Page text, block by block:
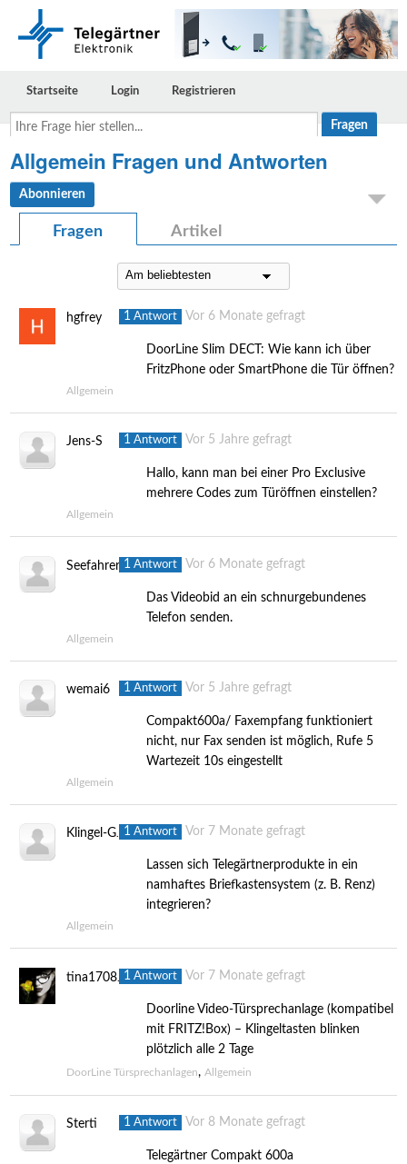
Ihre
Frage
stellen...
Startseite Login Registrieren
Allgemein Fragen und Antworten
Abonnieren
Fragen Artikel
hgfrey
DoorLine Slim DECT: Wie kann ich über
FritzPhone oder SmartPhone die Tür öffnen?
Vor 6 Monate gefragt
1 Antwort
Allgemein
Jens-S
Hallo, kann man bei einer Pro Exclusive
mehrere Codes zum Türöffnen einstellen?
Vor 5 Jahre gefragt
1Antwort
Allgemein
Seefahrer
Das Videobid an ein schnurgebundenes
Telefon senden.
Vor 6 Monate gefragt
1 Antwort
Allgemein
wemai6
Compakt600a/ Faxempfang funktioniert
nicht, nur Fax senden ist möglich, Rufe 5
Wartezeit 10s eingestellt
Vor 5 Jahre gefragt
1Antwort
Allgemein
Klingel-Gnom
Lassen sich Telegärtnerprodukte in ein
namhaftes Briefkastensystem (z. B. Renz)
integrieren?
Vor 7 Monate gefragt
1Antwort
Allgemein
tina170869
Doorline Video-Türsprechanlage (kompatibel
mit FRITZ!Box) – Klingeltasten blinken
plötzlich alle 2 Tage
Vor 7 Monate gefragt
1Antwort
DoorLine Türsprechanlagen, Allgemein
Sterti
Telegärtner Compakt 600a
Vor 8 Monate gefragt
1Antwort